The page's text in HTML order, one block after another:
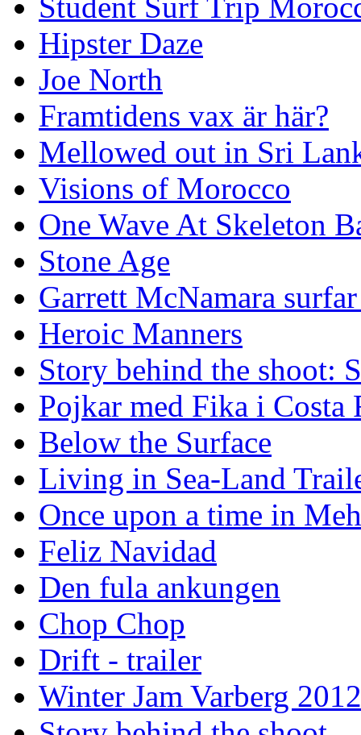
Hipster Daze
Joe North
Framtidens vax är här?
Mellowed out in Sri
Visions of Morocco
One Wave At Skeleton
Stone Age
Garrett McNamara
Heroic Manners
Story behind the shoot:
Pojkar med Fika i Costa
Below the Surface
Living in Sea-Land
Once upon a time in
Feliz Navidad
Den fula ankungen
Chop Chop
Drift - trailer
Winter Jam Varberg 2012